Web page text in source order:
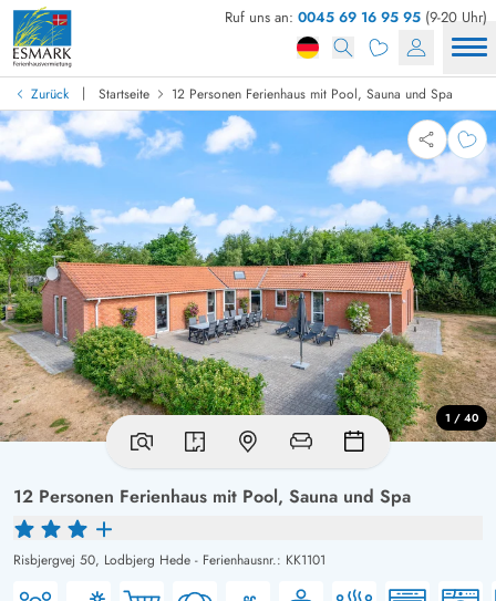
Ruf uns an: 0045 69 16 95 95 (9-20 Uhr)
Zurück | Startseite 12 Personen Ferienhaus mit Pool, Sauna und Spa
12 Personen Ferienhaus mit Pool, Sauna und Spa
Risbjergvej 50, Lodbjerg Hede - Ferienhausnr.: KK1101
1 / 40